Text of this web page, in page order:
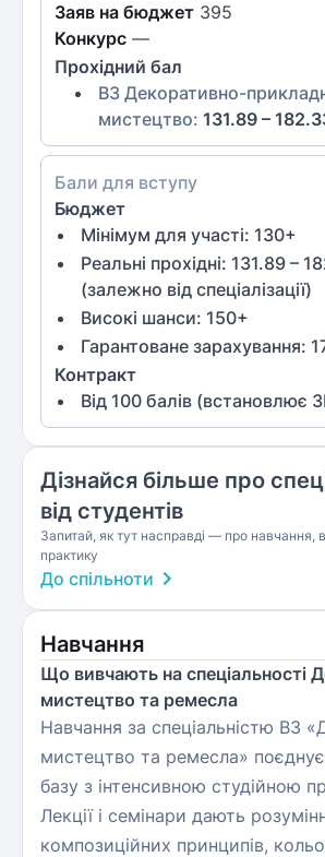
Заяв на бюджет 395
Конкурс —
Прохідний бал
B3 Декоративно-
мистецтво: 131.89 –
Бали для вступу
Бюджет
Мінімум для участі: 130+
Реальні прохідні: 131.89 –
(залежно від спеціалізації)
Високі шанси: 150+
Гарантоване зарахування:
Контракт
Від 100 балів (встановлює
Дізнайся більше про
від студентів
Запитай, як тут насправді — про навчання,
практику
До спільноти
Навчання
Що вивчають на спеціальності
мистецтво та ремесла
Навчання за спеціальністю B3
мистецтво та ремесла»
базу з інтенсивною студійною
Лекції і семінари дають
композиційних принципів,